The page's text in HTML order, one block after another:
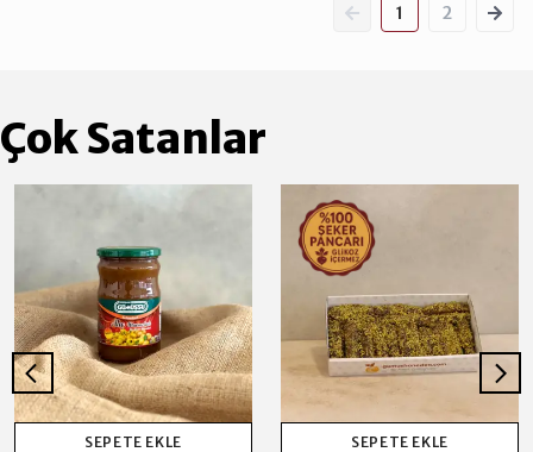
1 2
Çok Satanlar
SEPETE EKLE SEPETE EKLE